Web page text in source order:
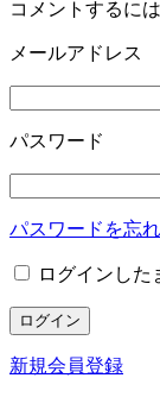
コメントするには
メールアドレス
パスワード
パスワードを忘
ログインした
新規会員登録